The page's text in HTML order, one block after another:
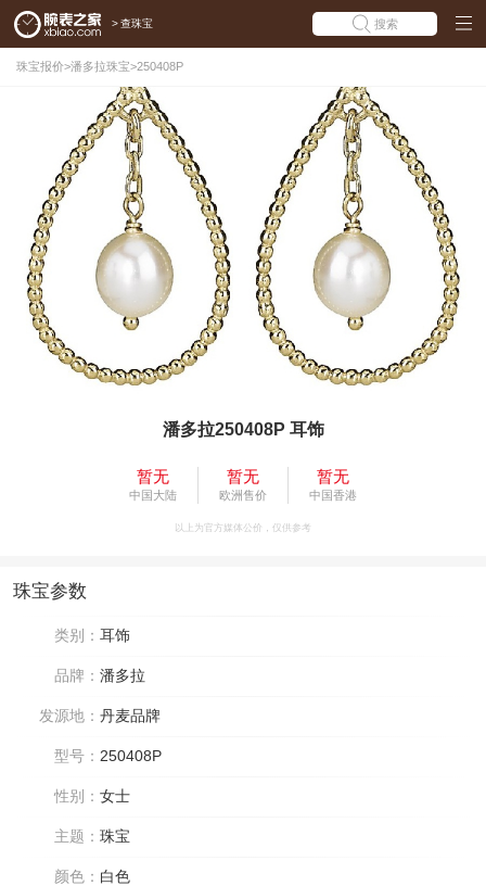
> 查珠宝 搜索
珠宝报价>潘多拉珠宝>250408P
潘多拉250408P 耳饰
暂无
中国大陆
暂无
欧洲售价
暂无
中国香港
以上为官方媒体公价，仅供参考
珠宝参数
类别： 耳饰
品牌： 潘多拉
发源地： 丹麦品牌
型号： 250408P
性别： 女士
主题： 珠宝
颜色： 白色